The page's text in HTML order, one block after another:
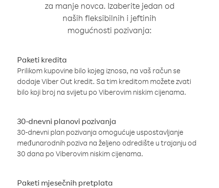
za manje novca. Izaberite jedan od
naših fleksibilnih i jeftinih
mogućnosti pozivanja:
Paketi kredita
Prilikom kupovine bilo kojeg iznosa, na vaš račun se
dodaje Viber Out kredit. Sa tim kreditom možete zvati
bilo koji broj na svijetu po Viberovim niskim cijenama.
30-dnevni planovi pozivanja
30-dnevni plan pozivanja omogućuje uspostavljanje
međunarodnih poziva na željeno odredište u trajanju od
30 dana po Viberovim niskim cijenama.
Paketi mjesečnih pretplata